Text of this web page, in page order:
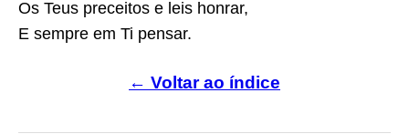
Os Teus preceitos e leis honrar,
E sempre em Ti pensar.
← Voltar ao índice